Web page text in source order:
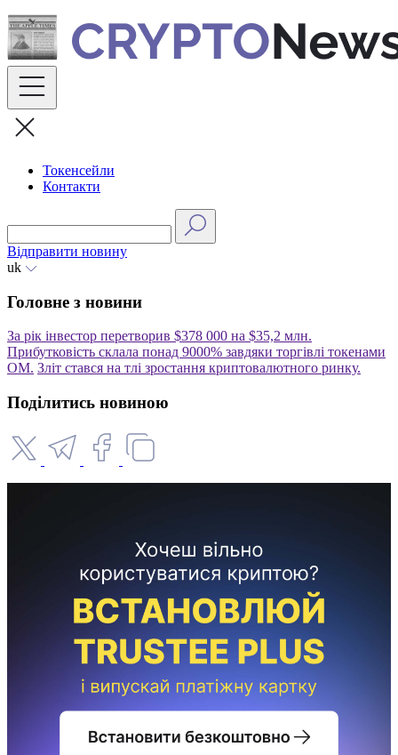
Skip
to
content
Токенсейли
Контакти
Відправити новину
uk
Головне з новини
За рік інвестор перетворив $378 000 на $35,2 млн.
Прибутковість склала понад 9000% завдяки торгівлі токенами
OM. Зліт стався на тлі зростання криптовалютного ринку.
Поділитись новиною